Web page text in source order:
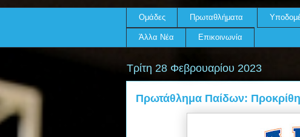
Ομάδες Πρωταθλήματα
Άλλα Νέα Επικοινωνία
Τρίτη 28 Φεβρουαρίου 2023
Πρωτάθλημα Παίδων: